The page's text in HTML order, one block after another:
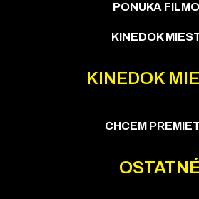
PONUKA
KINEDOK
KINEDOK
CHCEM
OSTATNÉ